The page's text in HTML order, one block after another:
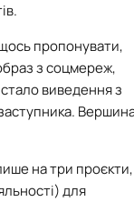
пропонувати,
з соцмереж,
стало виведення з
на три проєкти,
для